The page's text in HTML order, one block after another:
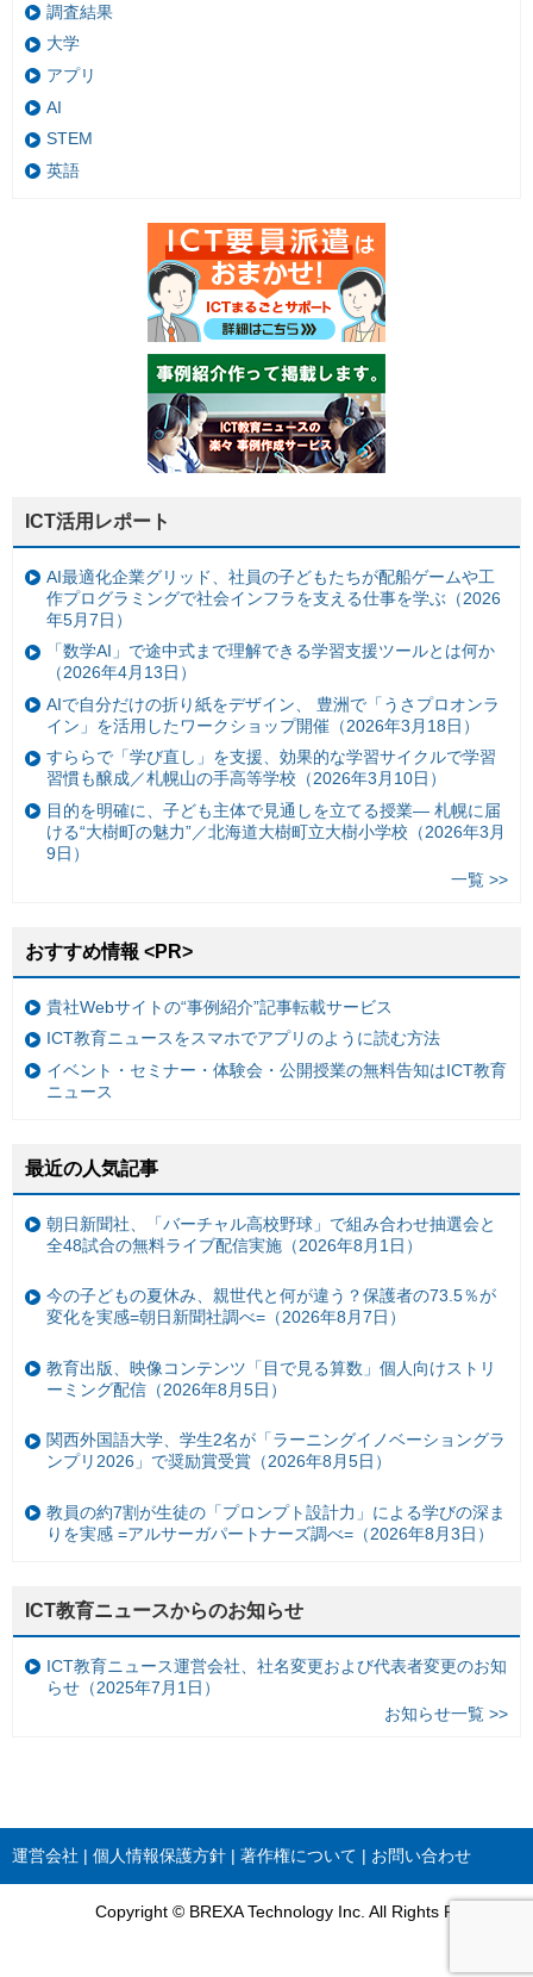
調査結果
大学
アプリ
AI
STEM
英語
ICT活用レポート
AI最適化企業グリッド、社員の子どもたちが配船ゲームや工
作プログラミングで社会インフラを支える仕事を学ぶ（2026
年5月7日）
「数学AI」で途中式まで理解できる学習支援ツールとは何か
（2026年4月13日）
AIで自分だけの折り紙をデザイン、 豊洲で「うさプロオンラ
イン」を活用したワークショップ開催（2026年3月18日）
すららで「学び直し」を支援、効果的な学習サイクルで学習
習慣も醸成／札幌山の手高等学校（2026年3月10日）
目的を明確に、子ども主体で見通しを立てる授業— 札幌に届
ける“大樹町の魅力”／北海道大樹町立大樹小学校（2026年3月
9日）
一覧 >>
おすすめ情報 <PR>
貴社Webサイトの“事例紹介”記事転載サービス
ICT教育ニュースをスマホでアプリのように読む方法
イベント・セミナー・体験会・公開授業の無料告知はICT教育
ニュース
最近の人気記事
朝日新聞社、「バーチャル高校野球」で組み合わせ抽選会と
全48試合の無料ライブ配信実施（2026年8月1日）
今の子どもの夏休み、親世代と何が違う？保護者の73.5％が
変化を実感=朝日新聞社調べ=（2026年8月7日）
教育出版、映像コンテンツ「目で見る算数」個人向けストリ
ーミング配信（2026年8月5日）
関西外国語大学、学生2名が「ラーニングイノベーショングラ
ンプリ2026」で奨励賞受賞（2026年8月5日）
教員の約7割が生徒の「プロンプト設計力」による学びの深ま
りを実感 =アルサーガパートナーズ調べ=（2026年8月3日）
ICT教育ニュースからのお知らせ
ICT教育ニュース運営会社、社名変更および代表者変更のお知
らせ（2025年7月1日）
お知らせ一覧 >>
運営会社 個人情報保護方針 著作権について お問い合わせ
Copyright © BREXA Technology Inc. All Rights Reserved.